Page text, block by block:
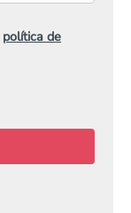
política de